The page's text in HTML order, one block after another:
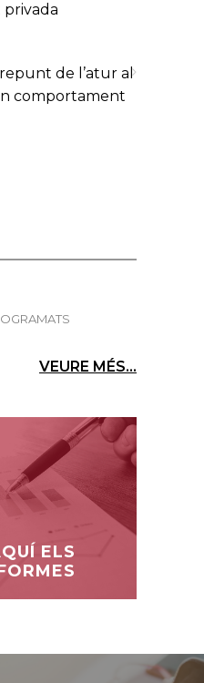
privada
de l’atur al
comportament
VEURE MÉS...
ELS